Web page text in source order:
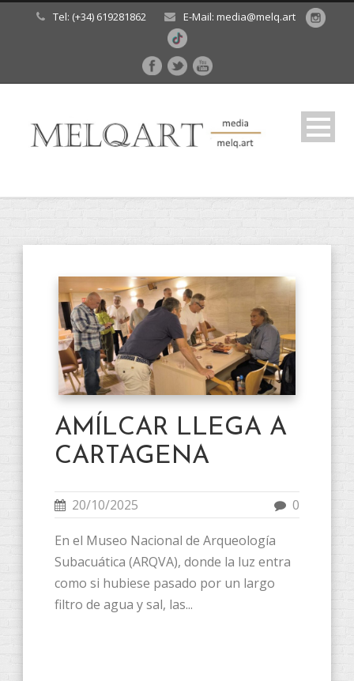
Tel: (+34) 619281862 E-Mail: media@melq.art
AMÍLCAR LLEGA A
CARTAGENA
20/10/2025 0
En el Museo Nacional de Arqueología
Subacuática (ARQVA), donde la luz entra
como si hubiese pasado por un largo
filtro de agua y sal, las...